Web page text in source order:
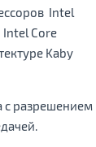
Intel
Intel Core
Kaby
с разрешением